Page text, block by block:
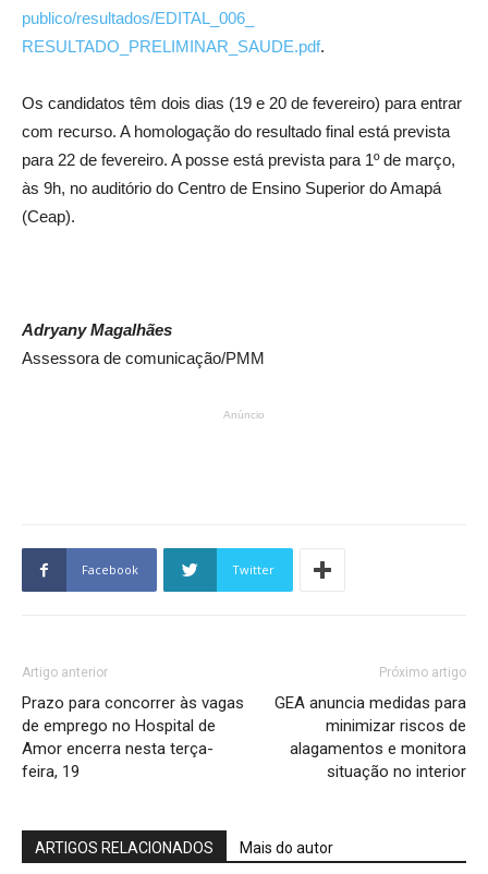
publico/resultados/EDITAL_006_
RESULTADO_PRELIMINAR_SAUDE.pdf.
Os candidatos têm dois dias (19 e 20 de fevereiro) para entrar
com recurso. A homologação do resultado final está prevista
para 22 de fevereiro. A posse está prevista para 1º de março,
às 9h, no auditório do Centro de Ensino Superior do Amapá
(Ceap).
Adryany Magalhães
Assessora de comunicação/PMM
Anúncio
Facebook Twitter
Artigo anterior
Prazo para concorrer às vagas
de emprego no Hospital de
Amor encerra nesta terça-
feira, 19
Próximo artigo
GEA anuncia medidas para
minimizar riscos de
alagamentos e monitora
situação no interior
ARTIGOS RELACIONADOS Mais do autor